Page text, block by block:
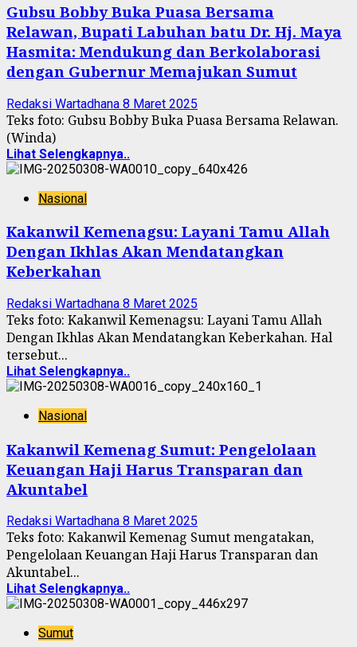
Gubsu Bobby Buka Puasa Bersama
Relawan, Bupati Labuhan batu Dr. Hj. Maya
Hasmita: Mendukung dan Berkolaborasi
dengan Gubernur Memajukan Sumut
Redaksi Wartadhana 8 Maret 2025
Teks foto: Gubsu Bobby Buka Puasa Bersama Relawan.
(Winda)
Lihat Selengkapnya..
Nasional
Kakanwil Kemenagsu: Layani Tamu Allah
Dengan Ikhlas Akan Mendatangkan
Keberkahan
Redaksi Wartadhana 8 Maret 2025
Teks foto: Kakanwil Kemenagsu: Layani Tamu Allah
Dengan Ikhlas Akan Mendatangkan Keberkahan. Hal
tersebut...
Lihat Selengkapnya..
Nasional
Kakanwil Kemenag Sumut: Pengelolaan
Keuangan Haji Harus Transparan dan
Akuntabel
Redaksi Wartadhana 8 Maret 2025
Teks foto: Kakanwil Kemenag Sumut mengatakan,
Pengelolaan Keuangan Haji Harus Transparan dan
Akuntabel...
Lihat Selengkapnya..
Sumut